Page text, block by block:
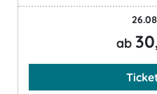
ab